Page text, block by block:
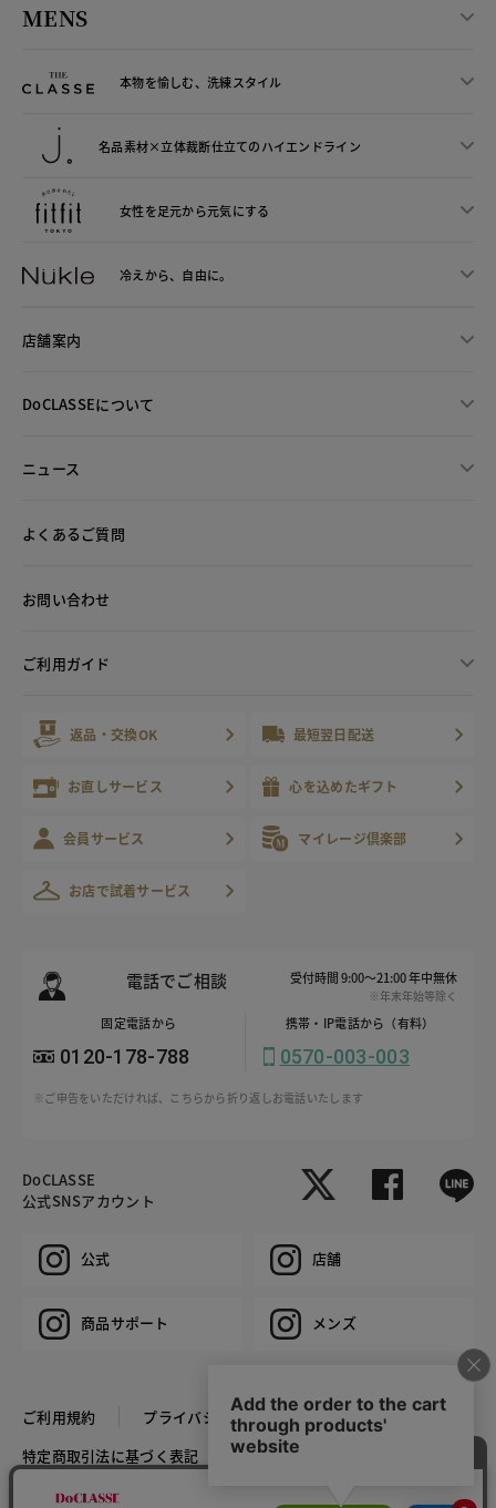
MENS
本物を愉しむ、洗練スタイル
名品素材×立体裁断仕立てのハイエンドライン
女性を足元から元気にする
冷えから、 自由に。
店舗案内
DoCLASSEについて
ニュース
よくあるご質問
お問い合わせ
ご利用ガイド
返品・交換OK 最短翌日配送
お直しサービス 心を込めたギフト
会員サービス マイレージ倶楽部
お店で試着サービス
電話でご相談 受付時間 9:00～21:00 年中無休
※年末年始等除く
固定電話から
0120-178-788
携帯・IP電話から（有料）
0570-003-003
※ご申告をいただければ、こちらから折り返しお電話いたします
DoCLASSE
公式SNSアカウント
公式 店舗
商品サポート メンズ
ご利用規約
プライバシーポリシー
特定商取引法に基づく表記
推奨環境
COPYRIGHT © DoCLASSE ALL RIGHTS RESERVED.